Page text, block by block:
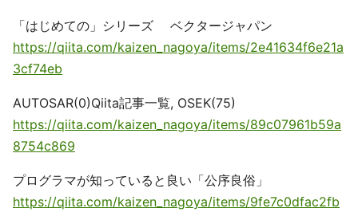
「はじめての」シリーズ ベクタージャパン
https://qiita.com/kaizen_nagoya/items/2e41634f6e21a
3cf74eb
AUTOSAR(0)Qiita記事一覧, OSEK(75)
https://qiita.com/kaizen_nagoya/items/89c07961b59a
8754c869
プログラマが知っていると良い「公序良俗」
https://qiita.com/kaizen_nagoya/items/9fe7c0dfac2fb